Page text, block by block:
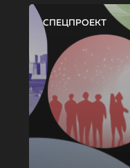
СПЕЦПРОЕКТ